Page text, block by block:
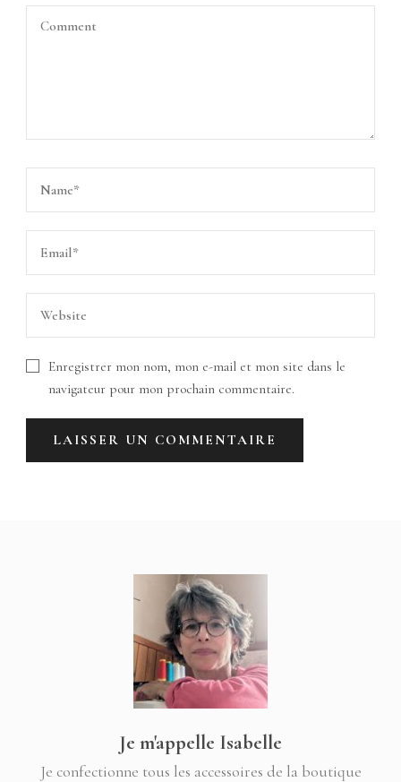
Enregistrer mon nom, mon e-mail et mon site dans le
navigateur pour mon prochain commentaire.
Je m'appelle Isabelle
Je confectionne tous les accessoires de la boutique